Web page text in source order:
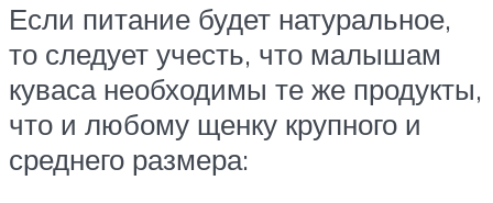
Если питание будет натуральное,
то следует учесть, что малышам
куваса необходимы те же продукты,
что и любому щенку крупного и
среднего размера: